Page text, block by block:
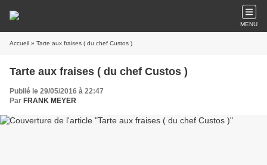
MENU
Accueil » Tarte aux fraises ( du chef Custos )
Tarte aux fraises ( du chef Custos )
Publié le 29/05/2016 à 22:47
Par FRANK MEYER